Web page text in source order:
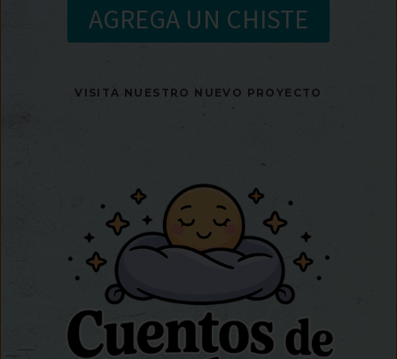
AGREGA UN CHISTE
VISITA NUESTRO NUEVO PROYECTO